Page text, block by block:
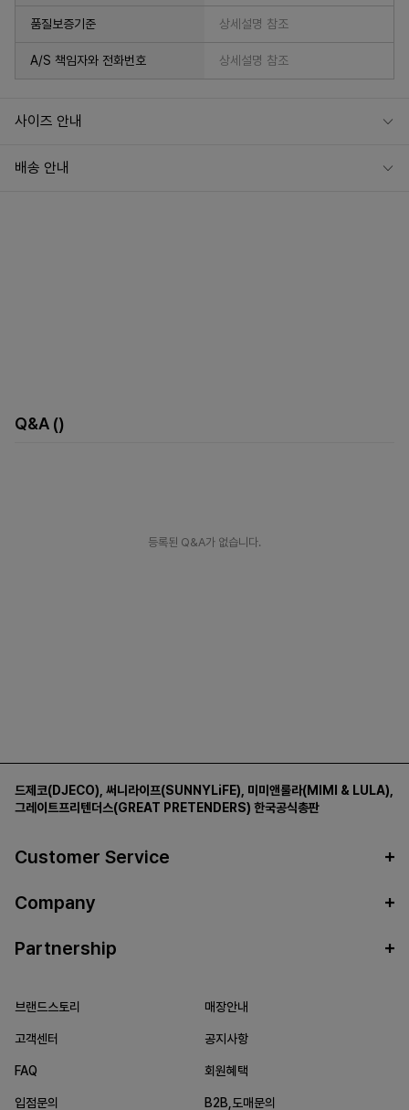
품질보증기준 상세설명 참조
A/S 책임자와 전화번호 상세설명 참조
사이즈 안내
배송 안내
Q&A ()
등록된 Q&A가 없습니다.
드제코(DJECO) 써니라이프(SUNNYLiFE) 미미앤룰라(MIMI & LULA)
그레이트프리텐더스(GREAT PRETENDERS) 한국공식총판
Customer Service
Company
Partnership
브랜드스토리 매장안내
고객센터 공지사항
FAQ 회원혜택
입점문의 B2B,도매문의